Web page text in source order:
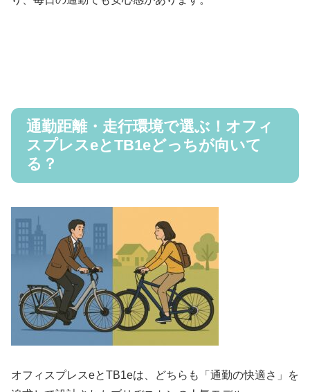
通勤距離・走行環境で選ぶ！オフィ
スプレスeとTB1eどっちが向いて
る？
オフィスプレスeとTB1eは、どちらも「通勤の快適さ」を